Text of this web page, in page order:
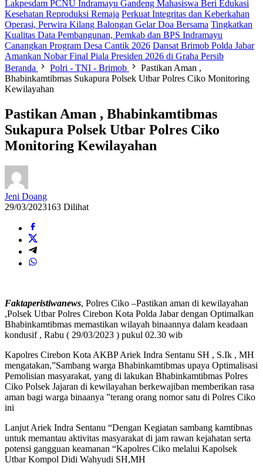
Lakpesdam PCNU Indramayu Gandeng Mahasiswa Beri Edukasi
Kesehatan Reproduksi Remaja Perkuat Integritas dan Keberkahan
Operasi, Perwira Kilang Balongan Gelar Doa Bersama Tingkatkan
Kualitas Data Pembangunan, Pemkab dan BPS Indramayu
Canangkan Program Desa Cantik 2026 Dansat Brimob Polda Jabar
Amankan Nobar Final Piala Presiden 2026 di Graha Persib
Beranda
Polri - TNI - Brimob
Pastikan Aman ,
Bhabinkamtibmas Sukapura Polsek Utbar Polres Ciko Monitoring
Kewilayahan
Pastikan Aman , Bhabinkamtibmas
Sukapura Polsek Utbar Polres Ciko
Monitoring Kewilayahan
Jeni Doang
29/03/2023163 Dilihat
Faktaperistiwanews, Polres Ciko –Pastikan aman di kewilayahan
,Polsek Utbar Polres Cirebon Kota Polda Jabar dengan Optimalkan
Bhabinkamtibmas memastikan wilayah binaannya dalam keadaan
kondusif , Rabu ( 29/03/2023 ) pukul 02.30 wib
Kapolres Cirebon Kota AKBP Ariek Indra Sentanu SH , S.Ik , MH
mengatakan,”Sambang warga Bhabinkamtibmas upaya Optimalisasi
Pemolisian masyarakat, yang di lakukan Bhabinkamtibmas Polres
Ciko Polsek Jajaran di kewilayahan berkewajiban memberikan rasa
aman bagi warga binaanya ”terang orang nomor satu di Polres Ciko
ini
Lanjut Ariek Indra Sentanu “Dengan Kegiatan sambang kamtibnas
untuk memantau aktivitas masyarakat di jam rawan kejahatan serta
potensi gangguan keamanan “Kapolres Ciko melalui Kapolsek
Utbar Kompol Didi Wahyudi SH,MH